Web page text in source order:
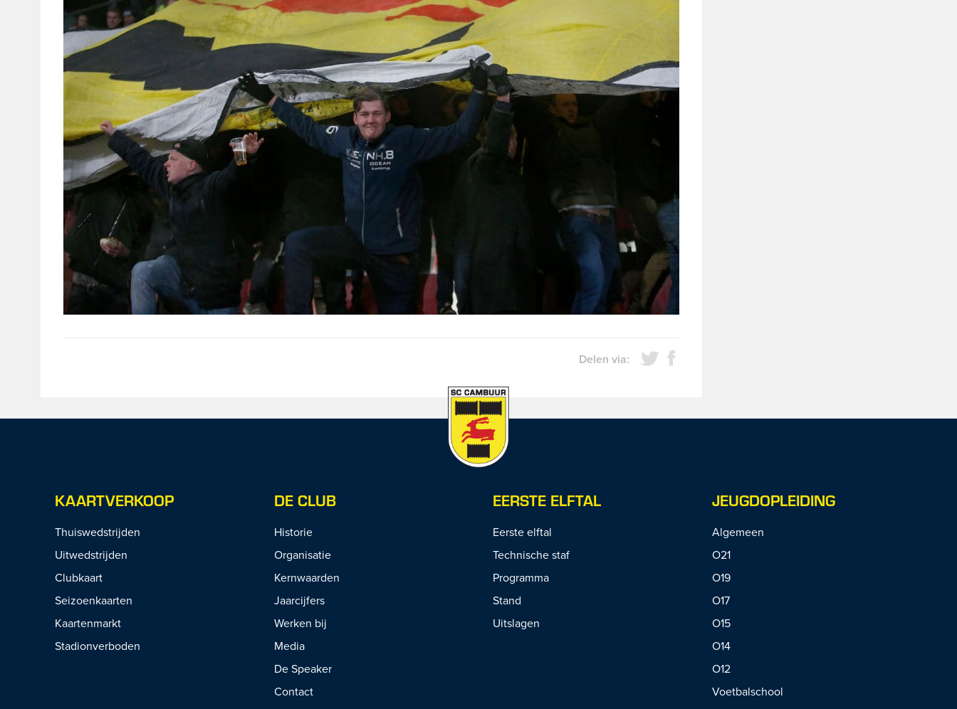
Delen via:
KAARTVERKOOP
Thuiswedstrijden
Uitwedstrijden
Clubkaart
Seizoenkaarten
Kaartenmarkt
Stadionverboden
DE CLUB
Historie
Organisatie
Kernwaarden
Jaarcijfers
Werken bij
Media
De Speaker
Contact
EERSTE ELFTAL
Eerste elftal
Technische staf
Programma
Stand
Uitslagen
JEUGDOPLEIDING
Algemeen
O21
O19
O17
O15
O14
O12
Voetbalschool